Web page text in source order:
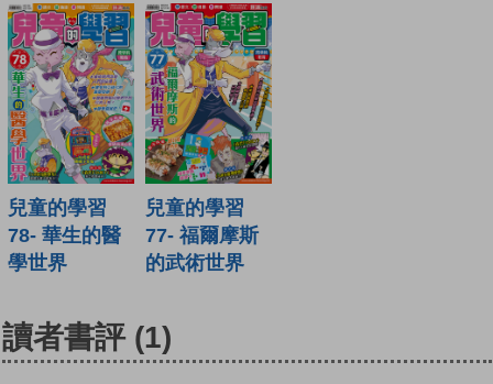
兒童的學習
78- 華生的醫
學世界
兒童的學習
77- 福爾摩斯
的武術世界
讀者書評 (1)